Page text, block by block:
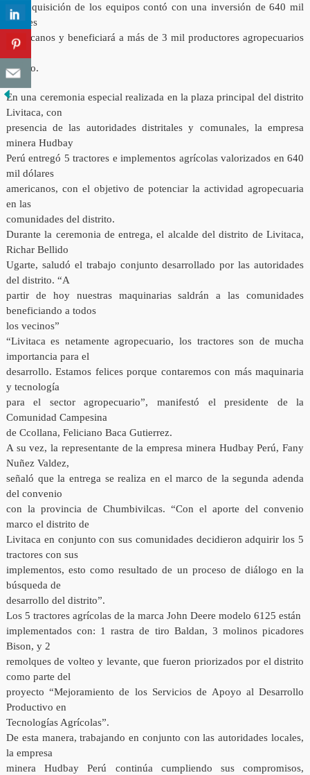
La adquisición de los equipos contó con una inversión de 640 mil
dólares
americanos y beneficiará a más de 3 mil productores agropecuarios
del
distrito.
En una ceremonia especial realizada en la plaza principal del distrito
Livitaca, con
presencia de las autoridades distritales y comunales, la empresa
minera Hudbay
Perú entregó 5 tractores e implementos agrícolas valorizados en 640
mil dólares
americanos, con el objetivo de potenciar la actividad agropecuaria
en las
comunidades del distrito.
Durante la ceremonia de entrega, el alcalde del distrito de Livitaca,
Richar Bellido
Ugarte, saludó el trabajo conjunto desarrollado por las autoridades
del distrito. “A
partir de hoy nuestras maquinarias saldrán a las comunidades
beneficiando a todos
los vecinos”
“Livitaca es netamente agropecuario, los tractores son de mucha
importancia para el
desarrollo. Estamos felices porque contaremos con más maquinaria
y tecnología
para el sector agropecuario”, manifestó el presidente de la
Comunidad Campesina
de Ccollana, Feliciano Baca Gutierrez.
A su vez, la representante de la empresa minera Hudbay Perú, Fany
Nuñez Valdez,
señaló que la entrega se realiza en el marco de la segunda adenda
del convenio
con la provincia de Chumbivilcas. “Con el aporte del convenio
marco el distrito de
Livitaca en conjunto con sus comunidades decidieron adquirir los 5
tractores con sus
implementos, esto como resultado de un proceso de diálogo en la
búsqueda de
desarrollo del distrito”.
Los 5 tractores agrícolas de la marca John Deere modelo 6125 están
implementados con: 1 rastra de tiro Baldan, 3 molinos picadores
Bison, y 2
remolques de volteo y levante, que fueron priorizados por el distrito
como parte del
proyecto “Mejoramiento de los Servicios de Apoyo al Desarrollo
Productivo en
Tecnologías Agrícolas”.
De esta manera, trabajando en conjunto con las autoridades locales,
la empresa
minera Hudbay Perú continúa cumpliendo sus compromisos,